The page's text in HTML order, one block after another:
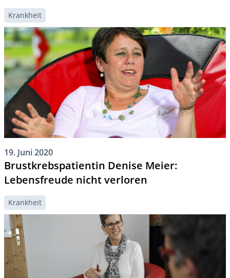
Krankheit
19. Juni 2020
Brustkrebspatientin Denise Meier:
Lebensfreude nicht verloren
Krankheit